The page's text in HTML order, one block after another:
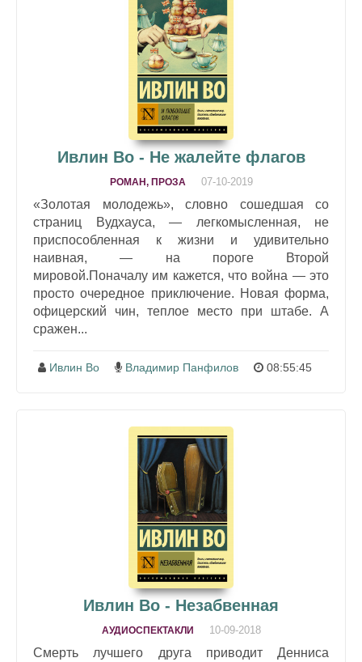
Ивлин Во - Не жалейте флагов
РОМАН, ПРОЗА 07-10-2019
«Золотая молодежь», словно сошедшая со
страниц Вудхауса, — легкомысленная, не
приспособленная к жизни и удивительно
наивная, — на пороге Второй
мировой.Поначалу им кажется, что война — это
просто очередное приключение. Новая форма,
офицерский чин, теплое место при штабе. А
сражен...
Ивлин Во Владимир Панфилов 08:55:45
Ивлин Во - Незабвенная
АУДИОСПЕКТАКЛИ 10-09-2018
Смерть лучшего друга приводит Денниса